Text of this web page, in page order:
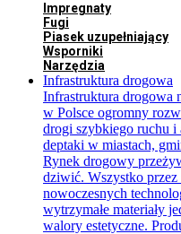
Impregnaty
Fugi
Piasek uzupełniający
Wsporniki
Narzędzia
Infrastruktura drogowa
Infrastruktura drogowa
w Polsce ogromny
drogi szybkiego ruchu i
deptaki w miastach,
Rynek drogowy
dziwić. Wszystko przez
nowoczesnych
wytrzymałe materiały
walory estetyczne.